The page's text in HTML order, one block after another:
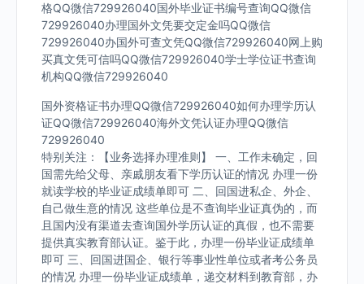
格QQ微信729926040国外毕业证书编号查询QQ微信
729926040办理国外文凭要交定金吗QQ微信
729926040办国外可查文凭QQ微信729926040网上购
买真文凭可信吗QQ微信729926040学士学位证书查询
机构QQ微信729926040
国外资格证书办理QQ微信729926040如何办理学历认
证QQ微信729926040海外文凭认证办理QQ微信
729926040
特别关注：【业务选择办理准则】 一、工作未确定，回
国需先给父母、亲戚朋友看下学历认证的情况 办理一份
就读学校的毕业证成绩单即可 二、回国进私企、外企、
自己做生意的情况 这些单位是不查询毕业证真伪的，而
且国内没有渠道去查询国外学历认证的真假，也不需要
提供真实教育部认证。鉴于此，办理一份毕业证成绩单
即可 三、回国进国企、银行等事业性单位或者考公务员
的情况 办理一份毕业证成绩单，递交材料到教育部，办